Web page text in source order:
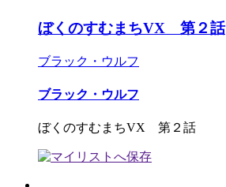
ぼくのすむまちVX 第２話
ブラック・ウルフ
ブラック・ウルフ
ぼくのすむまちVX 第２話